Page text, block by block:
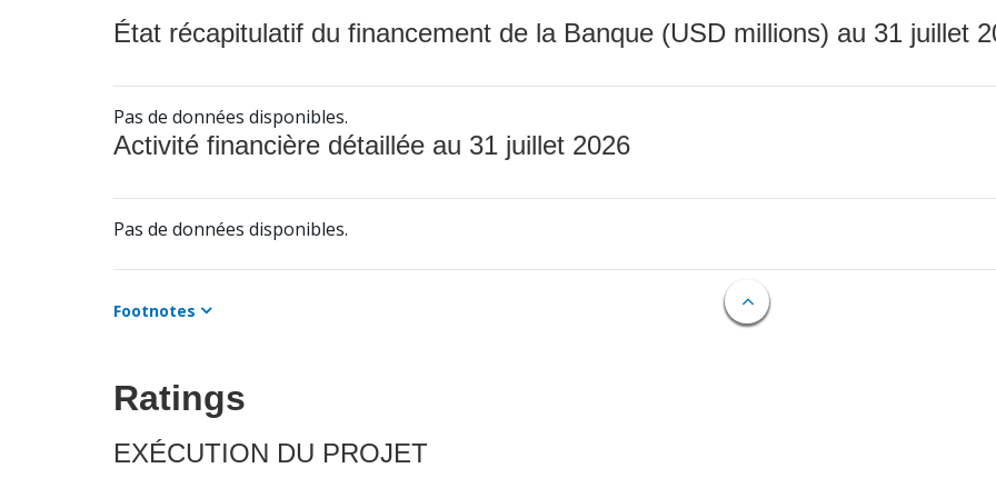
État récapitulatif du financement de la Banque (USD millions) au 31 juillet
Pas de données disponibles.
Activité financière détaillée au 31 juillet 2026
Pas de données disponibles.
Footnotes
Ratings
EXÉCUTION DU PROJET